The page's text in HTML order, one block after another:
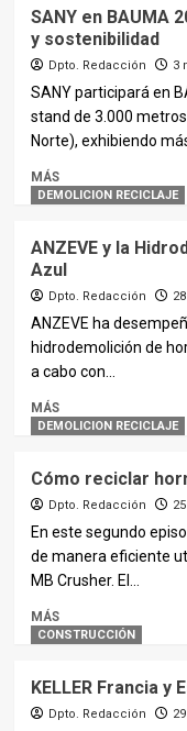
SANY en BAUMA
y sostenibilidad
Dpto. Redacción 3
SANY participará en
stand de 3.000
Norte), exhibiendo
MÁS
DEMOLICION RECICLAJE
ANZEVE y la
Azul
Dpto. Redacción
ANZEVE ha
hidrodemolición de
a cabo con...
MÁS
DEMOLICION RECICLAJE
Cómo reciclar
Dpto. Redacción
En este segundo
de manera eficiente
MB Crusher. El...
MÁS
CONSTRUCCIÓN
KELLER Francia
Dpto. Redacción